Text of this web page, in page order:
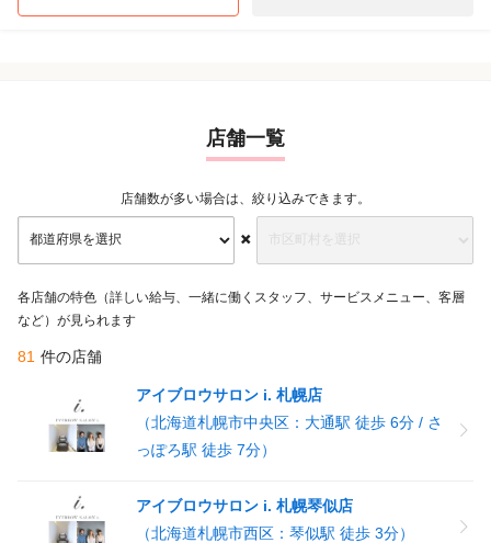
店舗一覧
店舗数が多い場合は、絞り込みできます。
各店舗の特色（詳しい給与、一緒に働くスタッフ、サービスメニュー、客層
など）が見られます
81 件の店舗
アイブロウサロン i. 札幌店
（北海道札幌市中央区：大通駅 徒歩 6分 / さ
っぽろ駅 徒歩 7分）
アイブロウサロン i. 札幌琴似店
（北海道札幌市西区：琴似駅 徒歩 3分）